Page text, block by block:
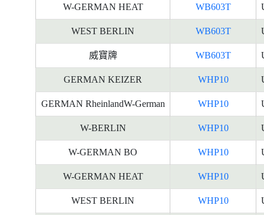
W-GERMAN HEAT WB603T
WEST BERLIN WB603T
威寶牌 WB603T
GERMAN KEIZER WHP10
GERMAN RheinlandW-German WHP10
W-BERLIN WHP10
W-GERMAN BO WHP10
W-GERMAN HEAT WHP10
WEST BERLIN WHP10